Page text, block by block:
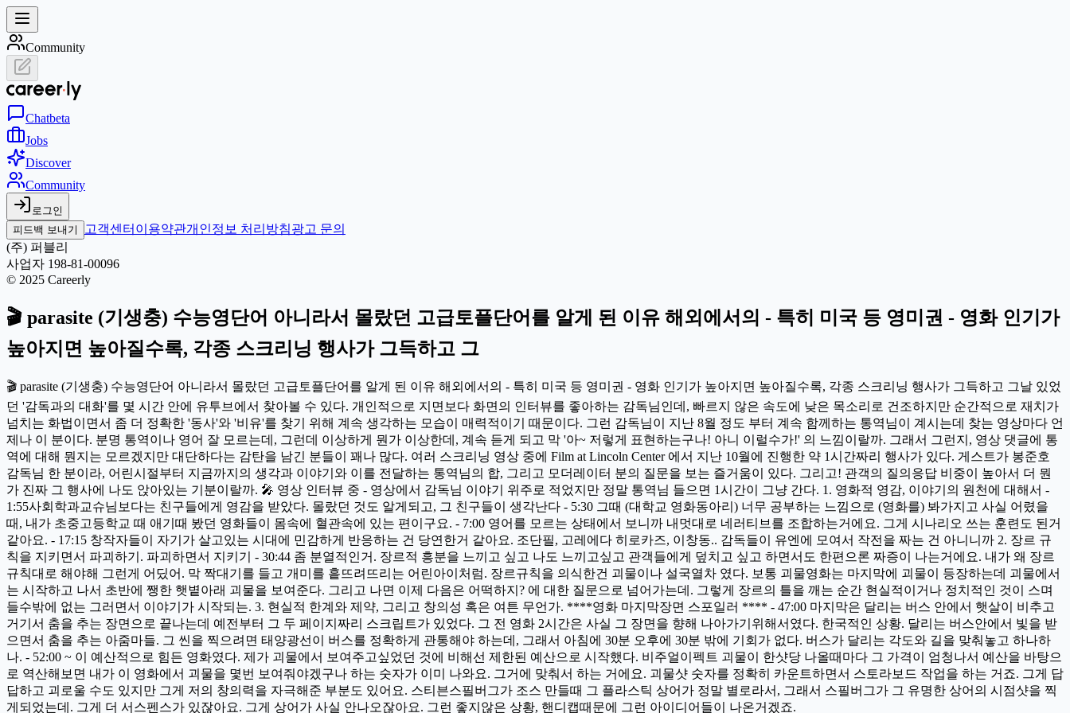
Community
Chatbeta
Jobs
Discover
Community
로그인
피드백 보내기
고객센터 이용약관개인정보 처리방침광고 문의
(주) 퍼블리
사업자 198-81-00096
© 2025 Careerly
🎬 parasite (기생충) 수능영단어 아니라서 몰랐던 고급토플단어를 알게 된 이유 해외에서의 - 특히 미국 등 영미권 - 영화 인기가
높아지면 높아질수록, 각종 스크리닝 행사가 그득하고 그
🎬 parasite (기생충) 수능영단어 아니라서 몰랐던 고급토플단어를 알게 된 이유 해외에서의 - 특히 미국 등 영미권 - 영화 인기가 높아지면 높아질수록, 각종 스크리닝 행사가 그득하고 그날 있었
던 '감독과의 대화'를 몇 시간 안에 유투브에서 찾아볼 수 있다. 개인적으로 지면보다 화면의 인터뷰를 좋아하는 감독님인데, 빠르지 않은 속도에 낮은 목소리로 건조하지만 순간적으로 재치가
넘치는 화법이면서 좀 더 정확한 '동사'와 '비유'를 찾기 위해 계속 생각하는 모습이 매력적이기 때문이다. 그런 감독님이 지난 8월 정도 부터 계속 함께하는 통역님이 계시는데 찾는 영상마다 언
제나 이 분이다. 분명 통역이나 영어 잘 모르는데, 그런데 이상하게 뭔가 이상한데, 계속 듣게 되고 막 '아~ 저렇게 표현하는구나! 아니 이럴수가!' 의 느낌이랄까. 그래서 그런지, 영상 댓글에 통
역에 대해 뭔지는 모르겠지만 대단하다는 감탄을 남긴 분들이 꽤나 많다. 여러 스크리닝 영상 중에 Film at Lincoln Center 에서 지난 10월에 진행한 약 1시간짜리 행사가 있다. 게스트가 봉준호
감독님 한 분이라, 어린시절부터 지금까지의 생각과 이야기와 이를 전달하는 통역님의 합, 그리고 모더레이터 분의 질문을 보는 즐거움이 있다. 그리고! 관객의 질의응답 비중이 높아서 더 뭔
가 진짜 그 행사에 나도 앉아있는 기분이랄까. 🎤 영상 인터뷰 중 - 영상에서 감독님 이야기 위주로 적었지만 정말 통역님 들으면 1시간이 그냥 간다. 1. 영화적 영감, 이야기의 원천에 대해서 -
1:55사회학과교슈님보다는 친구들에게 영감을 받았다. 몰랐던 것도 알게되고, 그 친구들이 생각난다 - 5:30 그때 (대학교 영화동아리) 너무 공부하는 느낌으로 (영화를) 봐가지고 사실 어렸을
때, 내가 초중고등학교 때 애기때 봤던 영화들이 몸속에 혈관속에 있는 편이구요. - 7:00 영어를 모르는 상태에서 보니까 내멋대로 네러티브를 조합하는거에요. 그게 시나리오 쓰는 훈련도 된거
같아요. - 17:15 창작자들이 자기가 살고있는 시대에 민감하게 반응하는 건 당연한거 같아요. 조단필, 고레에다 히로카즈, 이창동.. 감독들이 유엔에 모여서 작전을 짜는 건 아니니까 2. 장르 규
칙을 지키면서 파괴하기. 파괴하면서 지키기 - 30:44 좀 분열적인거. 장르적 흥분을 느끼고 싶고 나도 느끼고싶고 관객들에게 덮치고 싶고 하면서도 한편으론 짜증이 나는거에요. 내가 왜 장르
규칙대로 해야해 그런게 어딨어. 막 짝대기를 들고 개미를 흩뜨려뜨리는 어린아이처럼. 장르규칙을 의식한건 괴물이나 설국열차 였다. 보통 괴물영화는 마지막에 괴물이 등장하는데 괴물에서
는 시작하고 나서 초반에 쨍한 햇볕아래 괴물을 보여준다. 그리고 나면 이제 다음은 어떡하지? 에 대한 질문으로 넘어가는데. 그렇게 장르의 틀을 깨는 순간 현실적이거나 정치적인 것이 스며
들수밖에 없는 그러면서 이야기가 시작되는. 3. 현실적 한계와 제약, 그리고 창의성 혹은 여튼 무언가. ****영화 마지막장면 스포일러 **** - 47:00 마지막은 달리는 버스 안에서 햇살이 비추고
거기서 춤을 추는 장면으로 끝나는데 예전부터 그 두 페이지짜리 스크립트가 있었다. 그 전 영화 2시간은 사실 그 장면을 향해 나아가기위해서였다. 한국적인 상황. 달리는 버스안에서 빛을 받
으면서 춤을 추는 아줌마들. 그 씬을 찍으려면 태양광선이 버스를 정확하게 관통해야 하는데, 그래서 아침에 30분 오후에 30분 밖에 기회가 없다. 버스가 달리는 각도와 길을 맞춰놓고 하나하
나. - 52:00 ~ 이 예산적으로 힘든 영화였다. 제가 괴물에서 보여주고싶었던 것에 비해선 제한된 예산으로 시작했다. 비주얼이펙트 괴물이 한샷당 나올때마다 그 가격이 엄청나서 예산을 바탕으
로 역산해보면 내가 이 영화에서 괴물을 몇번 보여줘야겠구나 하는 숫자가 이미 나와요. 그거에 맞춰서 하는 거에요. 괴물샷 숫자를 정확히 카운트하면서 스토라보드 작업을 하는 거죠. 그게 답
답하고 괴로울 수도 있지만 그게 저의 창의력을 자극해준 부분도 있어요. 스티븐스필버그가 조스 만들때 그 플라스틱 상어가 정말 별로라서, 그래서 스필버그가 그 유명한 상어의 시점샷을 찍
게되었는데. 그게 더 서스펜스가 있잖아요. 그게 상어가 사실 안나오잖아요. 그런 좋지않은 상황, 핸디캡때문에 그런 아이디어들이 나온거겠죠.